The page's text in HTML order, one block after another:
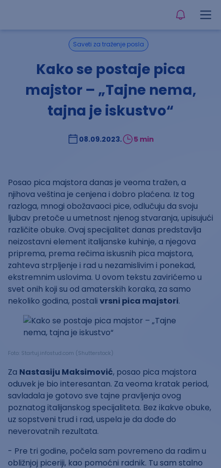
Saveti za traženje posla
Kako se postaje pica
majstor – „Tajne nema,
tajna je iskustvo“
08.09.2023. 5 min
Posao pica majstora danas je veoma tražen, a
njihova veština je cenjena i dobro plaćena. Iz tog
razloga, mnogi obožavaoci pice, odlučuju da svoju
ljubav pretoče u umetnost njenog stvaranja, upisujući
različite obuke. Ovaj specijalitet danas predstavlja
neizostavni element italijanske kuhinje, a njegova
priprema, prema rečima iskusnih pica majstora,
zahteva strpljenje i rad u nezamislivim i ponekad,
ekstremnim uslovima. U ovom tekstu zavirićemo u
svet onih koji su od amaterskih koraka, za samo
nekoliko godina, postali vrsni pica majstori.
Foto: Startuj.infostud.com (Shutterstock)
Za Nastasiju Maksimović, posao pica majstora
oduvek je bio interesantan. Za veoma kratak period,
savladala je gotovo sve tajne pravljenja ovog
poznatog italijanskog specijaliteta. Bez ikakve obuke,
uz sopstveni trud i rad, uspela je da dođe do
neverovatnih rezultata.
- Pre tri godine, počela sam povremeno da radim u
obližnjoj piceriji, kao pomoćni radnik. Tu sam stalno